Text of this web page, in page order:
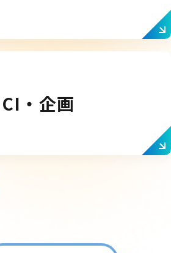
CI・企画